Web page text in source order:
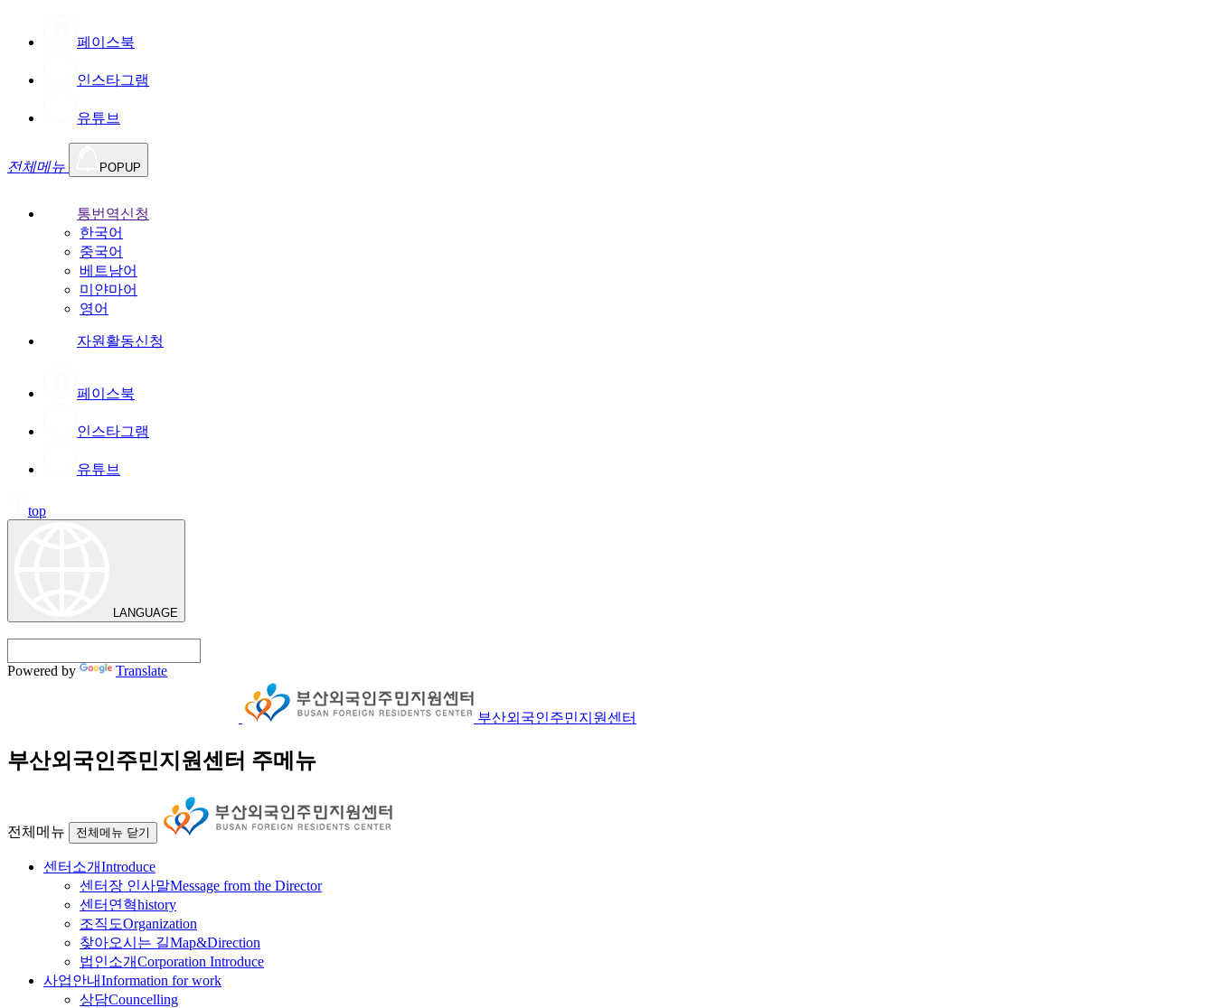
페이스북
인스타그램
유튜브
전체메뉴 POPUP
통번역신청
한국어
중국어
베트남어
미얀마어
영어
자원활동신청
페이스북
인스타그램
유튜브
top
LANGUAGE
Powered by Translate
부산외국인주민지원센터
부산외국인주민지원센터 주메뉴
전체메뉴 전체메뉴 닫기
센터소개Introduce
센터장 인사말Message from the Director
센터연혁history
조직도Organization
찾아오시는 길Map&Direction
법인소개Corporation Introduce
사업안내Information for work
상담Councelling